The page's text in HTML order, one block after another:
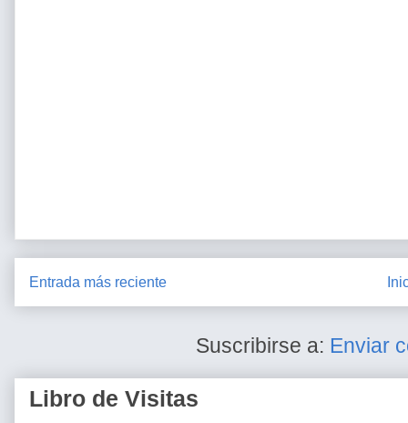
Entrada más reciente
Suscribirse a: Enviar
Libro de Visitas